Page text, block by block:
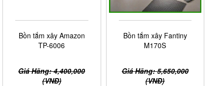
Bồn tắm xây Amazon
TP-6006
Giá Hãng: 4,400,000
(VNĐ)
Bồn tắm xây Fantiny
M170S
Giá Hãng: 5,650,000
(VNĐ)